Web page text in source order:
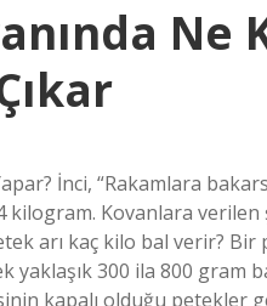
İnci, “Rakamlara
kilogram. Kovanlara verilen
arı kaç kilo bal verir?
yaklaşık 300 ila 800 gram
kapalı olduğu petekler